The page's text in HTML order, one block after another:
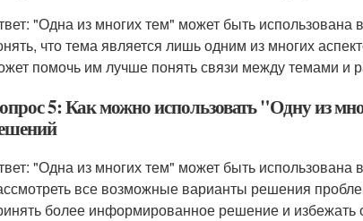
"Одна из многих тем" может быть использована
что тема является лишь одним из многих
помочь им лучше понять связи между темами и
5: Как можно использовать "Одну из
"Одна из многих тем" может быть использована
все возможные варианты решения
более информированное решение и избежать